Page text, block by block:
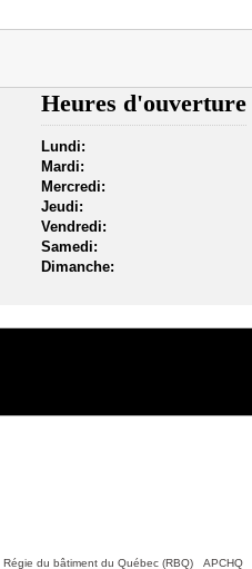
Heures d'ouverture
Lundi:
Mardi:
Mercredi:
Jeudi:
Vendredi:
Samedi:
Dimanche:
Régie du bâtiment du Québec (RBQ) APCHQ